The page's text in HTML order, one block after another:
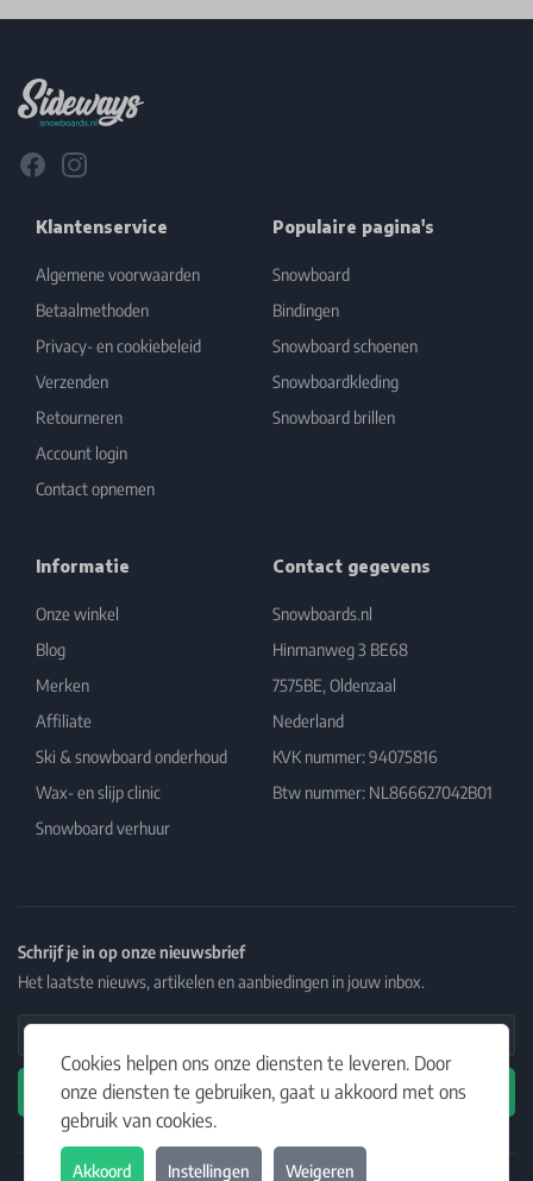
Cookies helpen ons onze diensten te leveren. Door
onze diensten te gebruiken, gaat u akkoord met ons
gebruik van cookies.
Akkoord Instellingen Weigeren
FacebookInstagram
Klantenservice
Algemene voorwaarden
Betaalmethoden
Privacy- en cookiebeleid
Verzenden
Retourneren
Account login
Contact opnemen
Populaire pagina's
Snowboard
Bindingen
Snowboard schoenen
Snowboardkleding
Snowboard brillen
Informatie
Onze winkel
Blog
Merken
Affiliate
Ski & snowboard onderhoud
Wax- en slijp clinic
Snowboard verhuur
Contact gegevens
Snowboards.nl
Hinmanweg 3 BE68
7575BE, Oldenzaal
Nederland
KVK nummer: 94075816
Btw nummer: NL866627042B01
Schrijf je in op onze nieuwsbrief
Het laatste nieuws, artikelen en aanbiedingen in jouw inbox.
Email Address
Abonneren